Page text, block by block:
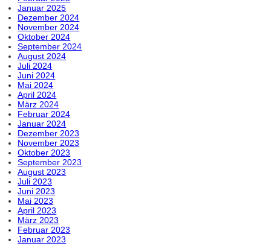
Januar 2025
Dezember 2024
November 2024
Oktober 2024
September 2024
August 2024
Juli 2024
Juni 2024
Mai 2024
April 2024
März 2024
Februar 2024
Januar 2024
Dezember 2023
November 2023
Oktober 2023
September 2023
August 2023
Juli 2023
Juni 2023
Mai 2023
April 2023
März 2023
Februar 2023
Januar 2023